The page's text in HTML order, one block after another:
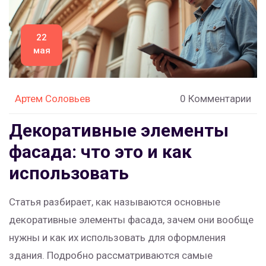
22
мая
Артем Соловьев 0 Комментарии
Декоративные элементы
фасада: что это и как
использовать
Статья разбирает, как называются основные
декоративные элементы фасада, зачем они вообще
нужны и как их использовать для оформления
здания. Подробно рассматриваются самые